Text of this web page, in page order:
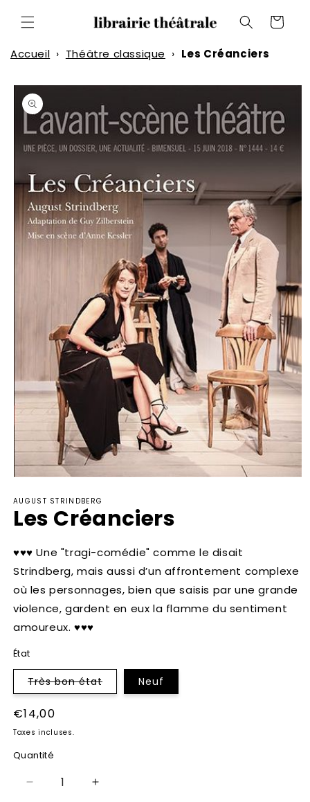
passer
au
Panier
Accueil › Théâtre classique › Les Créanciers
Passer aux
informations
produits
média
1
dans
modale
AUGUST STRINDBERG
Les Créanciers
♥♥♥ Une "tragi-comédie" comme le disait
Strindberg, mais aussi d’un affrontement complexe
où les personnages, bien que saisis par une grande
violence, gardent en eux la flamme du sentiment
amoureux. ♥♥♥
État
Très bon étatVariante
épuisée
ou
Neuf
Prix
habituel
€14,00
Taxes incluses.
Quantité
Réduire
Augmenter